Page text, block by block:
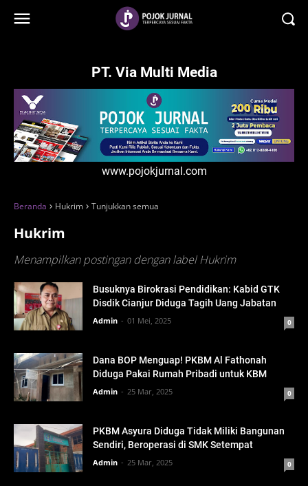
PT. Via Multi Media
www.pojokjurnal.com
Beranda Hukrim Tunjukkan semua
Hukrim
Menampilkan postingan dengan labelHukrim
Busuknya Birokrasi Pendidikan: Kabid GTK
Disdik Cianjur Diduga Tagih Uang Jabatan
Admin 01 Mei, 2025 0
Dana BOP Menguap! PKBM Al Fathonah
Diduga Pakai Rumah Pribadi untuk KBM
Admin 25 Mar, 2025 0
PKBM Asyura Diduga Tidak Miliki Bangunan
Sendiri, Beroperasi di SMK Setempat
Admin 25 Mar, 2025 0